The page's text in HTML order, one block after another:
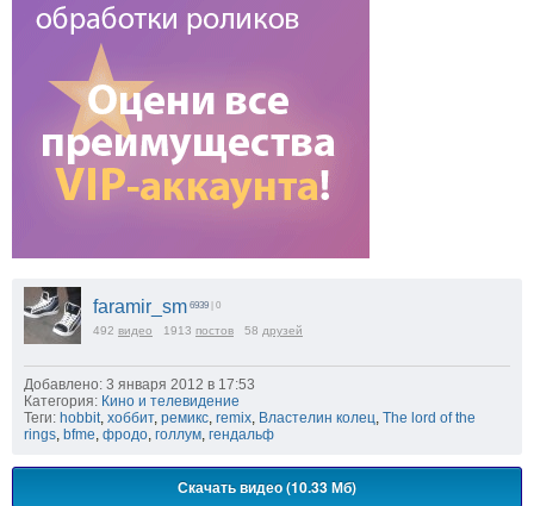
faramir_sm 6939 | 0
492 видео 1913 постов 58 друзей
Добавлено: 3 января 2012 в 17:53
Категория: Кино и телевидение
Теги: hobbit, хоббит, ремикс, remix, Властелин колец, The lord of the
rings, bfme, фродо, голлум, гендальф
Скачать видео (10.33 Мб)